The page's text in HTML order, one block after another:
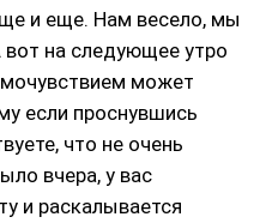
и еще. Нам весело, мы
на следующее утро
может
если проснувшись
что не очень
вчера, у вас
и раскалывается